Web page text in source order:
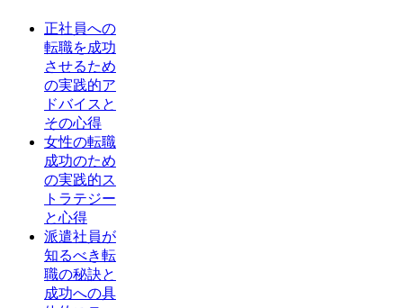
正社員への
転職を成功
させるため
の実践的ア
ドバイスと
その心得
女性の転職
成功のため
の実践的ス
トラテジー
と心得
派遣社員が
知るべき転
職の秘訣と
成功への具